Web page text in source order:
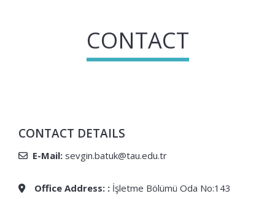
CONTACT
CONTACT DETAILS
E-Mail: sevgin.batuk@tau.edu.tr
Office Address: : İşletme Bölümü Oda No:143